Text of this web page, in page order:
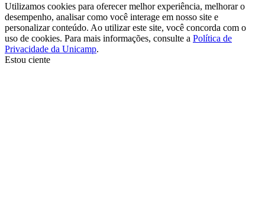
Utilizamos cookies para oferecer melhor experiência, melhorar o
desempenho, analisar como você interage em nosso site e
personalizar conteúdo. Ao utilizar este site, você concorda com o
uso de cookies. Para mais informações, consulte a Política de
Privacidade da Unicamp.
Estou ciente